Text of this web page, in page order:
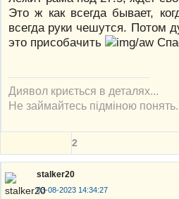
Это ж как всегда бывает,
всегда руки чешутся. Потом
это присобачить
Диявол криється в деталях...
Не займайтесь підміною
2
stalker20
03-08-2023 14:34:27